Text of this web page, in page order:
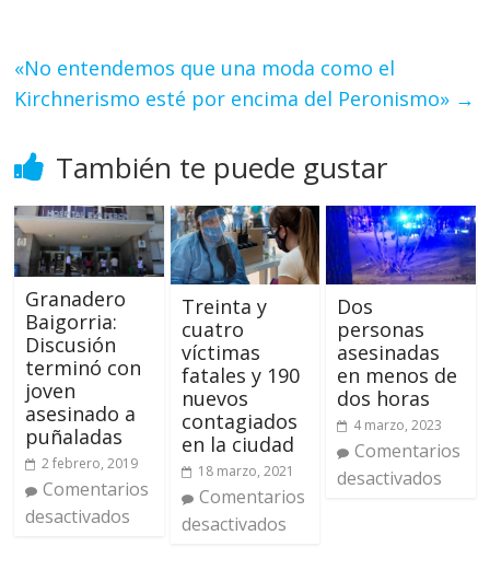
«No entendemos que una moda como el
Kirchnerismo esté por encima del Peronismo» →
También te puede gustar
Granadero
Baigorria:
Discusión
terminó con
joven
asesinado a
puñaladas
2 febrero, 2019
Comentarios
desactivados
Treinta y
cuatro
víctimas
fatales y 190
nuevos
contagiados
en la ciudad
18 marzo, 2021
Comentarios
desactivados
Dos
personas
asesinadas
en menos de
dos horas
4 marzo, 2023
Comentarios
desactivados